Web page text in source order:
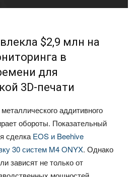
$2,9 млн на
в
для
3D-печати
аддитивного
обороты. Показательный
сделка EOS и Beehive
30 систем M4 ONYX. Однако
зависят не только от